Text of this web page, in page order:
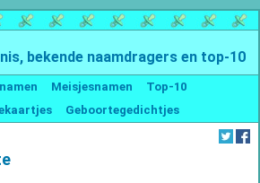
bekende naamdragers en top-10
Meisjesnamen
Top-10
Geboortegedichtjes